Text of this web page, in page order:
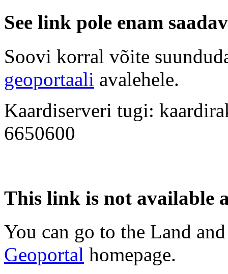
See link pole enam
Soovi korral võite
geoportaali avalehele.
Kaardiserveri tugi:
6650600
This link is not available
You can go to the Land
Geoportal homepage.